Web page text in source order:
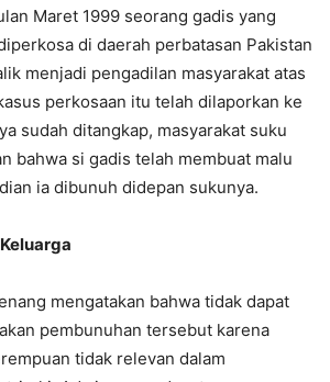
Maret 1999 seorang gadis yang
di daerah perbatasan Pakistan
menjadi pengadilan masyarakat atas
perkosaan itu telah dilaporkan ke
sudah ditangkap, masyarakat suku
bahwa si gadis telah membuat malu
ia dibunuh didepan sukunya.
mengatakan bahwa tidak dapat
pembunuhan tersebut karena
tidak relevan dalam